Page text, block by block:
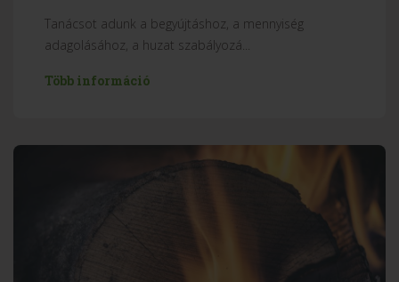
Tanácsot adunk a begyújtáshoz, a mennyiség
adagolásához, a huzat szabályozá...
Több információ